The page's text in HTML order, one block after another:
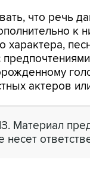
что речь
к
характера,
актеров
Материал
несет